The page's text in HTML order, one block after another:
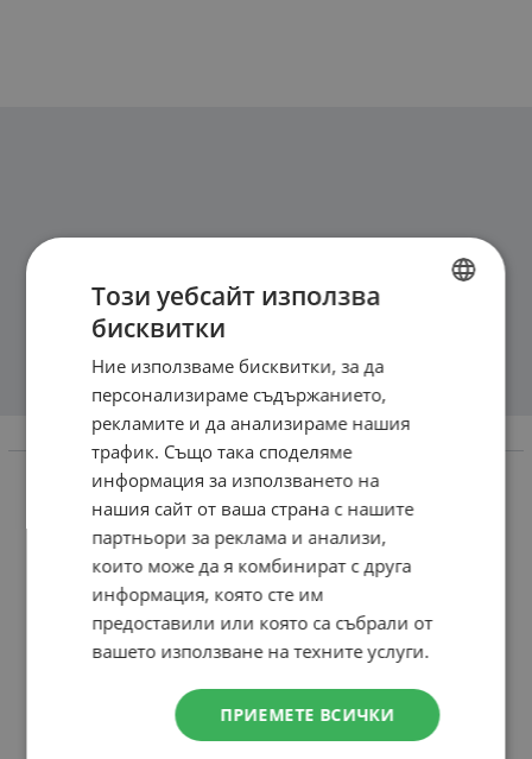
Информация
Доставка и плащане
Връщане и замяна
Общи условия за ползване
Политика за поверителност
Политика за използване на бисквитки
При възникване на спор, свързан с покупка онлайн,
можете да ползвате сайта ОРС
Вашите права
Този уебсайт използва
бисквитки
Ние използваме бисквитки, за да
персонализираме съдържанието,
рекламите и да анализираме нашия
трафик. Също така споделяме
информация за използването на
нашия сайт от ваша страна с нашите
партньори за реклама и анализи,
които може да я комбинират с друга
информация, която сте им
предоставили или която са събрали от
вашето използване на техните услуги.
ПРИЕМЕТЕ ВСИЧКИ